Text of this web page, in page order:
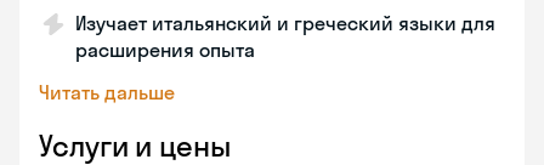
Изучает итальянский и греческий языки для
расширения опыта
Читать дальше
Услуги и цены